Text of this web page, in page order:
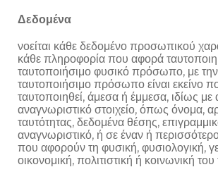
Δεδομένα
νοείται κάθε δεδομένο προσωπικού
κάθε πληροφορία που αφορά
ταυτοποιήσιμο φυσικό πρόσωπο, με την
ταυτοποιήσιμο πρόσωπο είναι εκείνο
ταυτοποιηθεί, άμεσα ή έμμεσα, ιδίως
αναγνωριστικό στοιχείο, όπως όνομα,
ταυτότητας, δεδομένα θέσης,
αναγνωριστικό, ή σε έναν ή
που αφορούν τη φυσική, φυσιολογική,
οικονομική, πολιτιστική ή κοινωνική του